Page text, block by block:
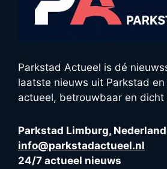
Parkstad Actueel is dé
laatste nieuws uit Parkstad
actueel, betrouwbaar en dicht
Parkstad Limburg, Nederland
info@parkstadactueel.nl
24/7 actueel nieuws